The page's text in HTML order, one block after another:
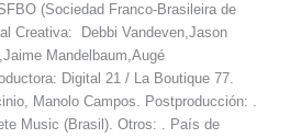
(Sociedad Franco-Brasileira de
Creativa: Debbi Vandeven,Jason
Mandelbaum,Augé
Digital 21 / La Boutique 77.
Manolo Campos. Postproducción: .
Music (Brasil). Otros: . País de